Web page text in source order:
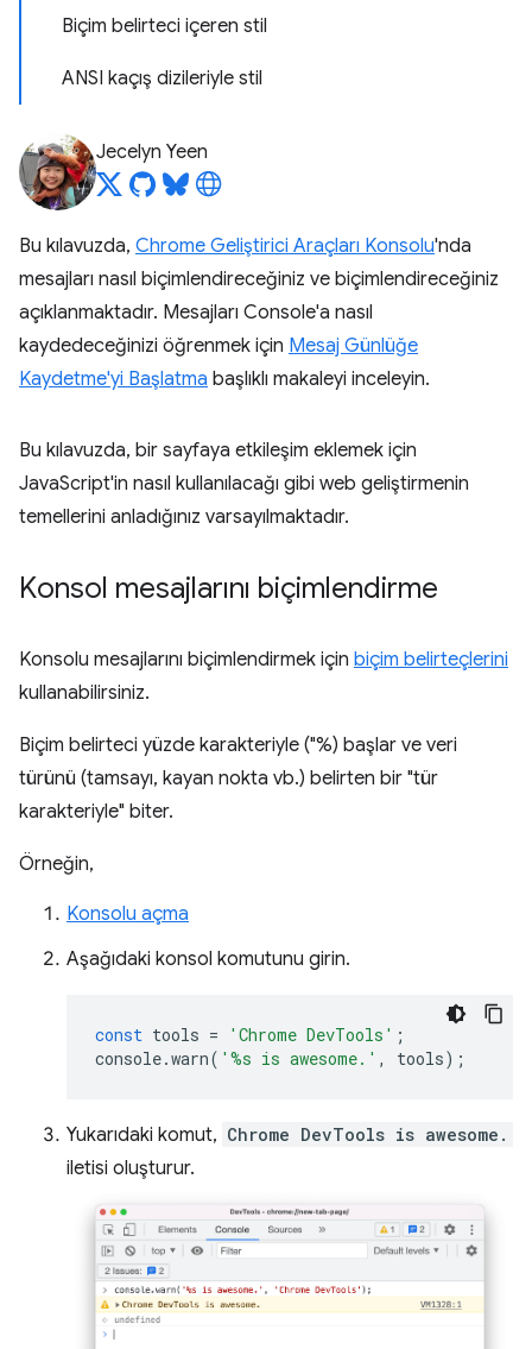
Biçim belirteci içeren stil
ANSI kaçış dizileriyle stil
Jecelyn Yeen
Bu kılavuzda, Chrome Geliştirici Araçları Konsolu'nda
mesajları nasıl biçimlendireceğiniz ve biçimlendireceğiniz
açıklanmaktadır. Mesajları Console'a nasıl
kaydedeceğinizi öğrenmek için Mesaj Günlüğe
Kaydetme'yi Başlatma başlıklı makaleyi inceleyin.
Bu kılavuzda, bir sayfaya etkileşim eklemek için
JavaScript'in nasıl kullanılacağı gibi web geliştirmenin
temellerini anladığınız varsayılmaktadır.
Konsol mesajlarını biçimlendirme
Konsolu mesajlarını biçimlendirmek için biçim belirteçlerini
kullanabilirsiniz.
Biçim belirteci yüzde karakteriyle ("%) başlar ve veri
türünü (tamsayı, kayan nokta vb.) belirten bir "tür
karakteriyle" biter.
Örneğin,
Konsolu açma
Aşağıdaki konsol komutunu girin.
const tools = 'Chrome DevTools' ;
console.warn( '%s is awesome.' , tools);
Yukarıdaki komut, Chrome DevTools is awesome.
iletisi oluşturur.